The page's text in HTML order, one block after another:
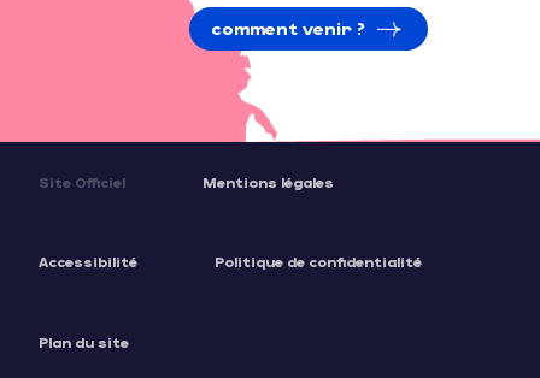
comment venir ?
Site Officiel Mentions légales
Accessibilité Politique de confidentialité
Plan du site